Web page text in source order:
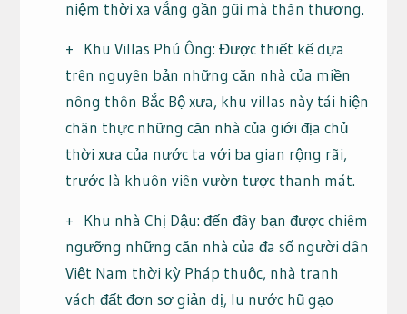
niệm thời xa vắng gần gũi mà thân thương.
+ Khu Villas Phú Ông: Được thiết kế dựa
trên nguyên bản những căn nhà của miền
nông thôn Bắc Bộ xưa, khu villas này tái hiện
chân thực những căn nhà của giới địa chủ
thời xưa của nước ta với ba gian rộng rãi,
trước là khuôn viên vườn tược thanh mát.
+ Khu nhà Chị Dậu: đến đây bạn được chiêm
ngưỡng những căn nhà của đa số người dân
Việt Nam thời kỳ Pháp thuộc, nhà tranh
vách đất đơn sơ giản dị, lu nước hũ gạo